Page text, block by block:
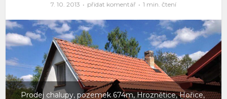
7. 10. 2013 přidat komentář 1 min. čtení
Prodej chalupy, pozemek 674m, Hroznětice, Hořice,